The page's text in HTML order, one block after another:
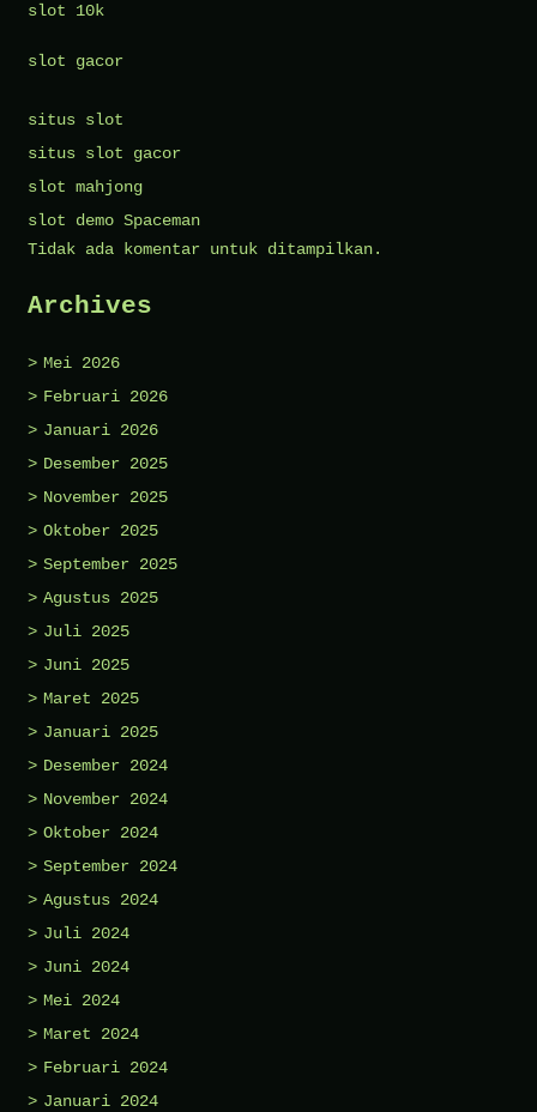
slot 10k
slot gacor
situs slot
situs slot gacor
slot mahjong
slot demo Spaceman
Tidak ada komentar untuk ditampilkan.
Archives
Mei 2026
Februari 2026
Januari 2026
Desember 2025
November 2025
Oktober 2025
September 2025
Agustus 2025
Juli 2025
Juni 2025
Maret 2025
Januari 2025
Desember 2024
November 2024
Oktober 2024
September 2024
Agustus 2024
Juli 2024
Juni 2024
Mei 2024
Maret 2024
Februari 2024
Januari 2024